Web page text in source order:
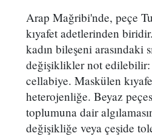
Arap Mağribi'nde, peçe
kıyafet adetlerinden
kadın bileşeni arasındaki
değişiklikler not edilebilir:
cellabiye. Maskülen
heterojenliğe. Beyaz
toplumuna dair
değişikliğe veya çeşide